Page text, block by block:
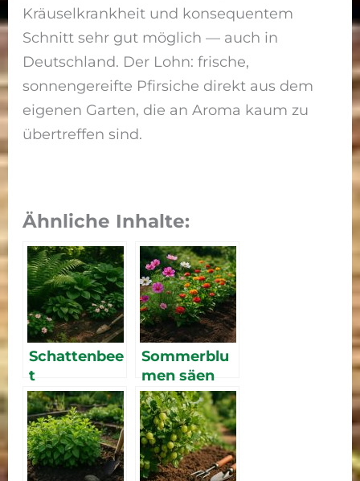
Kräuselkrankheit und konsequentem
Schnitt sehr gut möglich — auch in
Deutschland. Der Lohn: frische,
sonnengereifte Pfirsiche direkt aus dem
eigenen Garten, die an Aroma kaum zu
übertreffen sind.
Ähnliche Inhalte:
Schattenbee
t
bepflanzen:
Die besten
Pflanzen für
schattige
Stellen
Sommerblu
men säen
2026 – die
schönsten
einjährigen
Blumen für
Garten und